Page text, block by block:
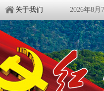
关于我们 2026年8月